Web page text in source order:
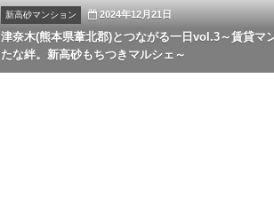
新高砂マンション 2024年12月21日
津奈木(熊本県葦北郡)とつながる一日vol.3～賃貸マ
たな絆。新高砂もちつきマルシェ～